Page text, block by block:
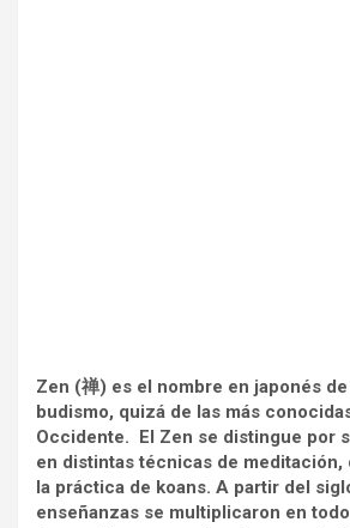
Zen (禅) es el nombre en japonés
budismo, quizá de las más
Occidente. El Zen se distingue por
en distintas técnicas de meditación,
la práctica de koans. A partir del
enseñanzas se multiplicaron en